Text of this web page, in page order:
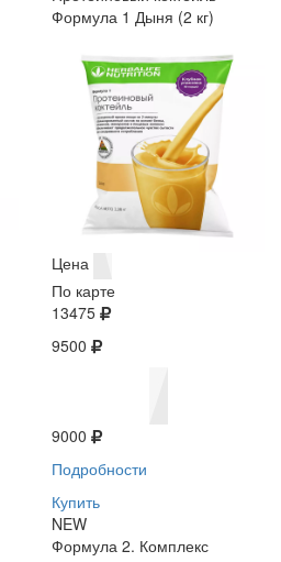
Формула 1 Дыня (2 кг)
Цена
По карте
13475
9500
9000
Подробности
Купить
NEW
Формула 2. Комплекс